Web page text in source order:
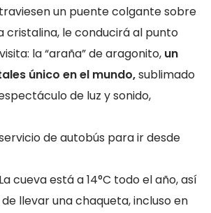
un puente colgante sobre
cristalina, le conducirá al punto
la “araña” de aragonito, un
único en el mundo,sublimado
de luz y sonido,
de autobús para ir desde
cueva está a 14°C todo el año, así
llevar una chaqueta, incluso en